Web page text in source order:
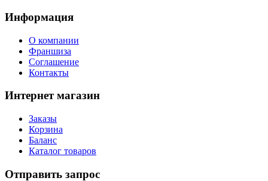
Информация
О компании
Франшиза
Соглашение
Контакты
Интернет магазин
Заказы
Корзина
Баланс
Каталог товаров
Отправить запрос